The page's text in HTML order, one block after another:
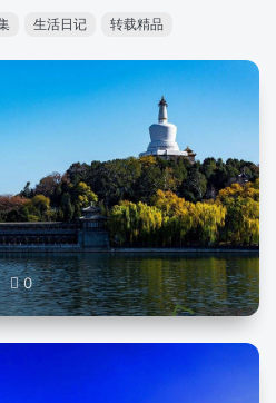
生活日记 转载精品
0